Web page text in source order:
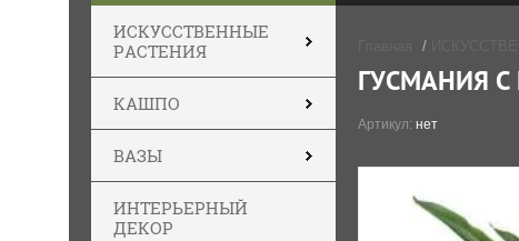
ИСКУССТВЕННЫЕ
РАСТЕНИЯ
КАШПО
ВАЗЫ
ИНТЕРЬЕРНЫЙ
ДЕКОР
/
ГУСМАНИЯ
Артикул: нет